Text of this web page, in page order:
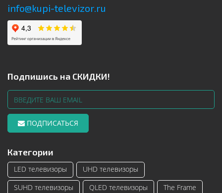
info@kupi-televizor.ru
Подпишись на СКИДКИ!
ПОДПИСАТЬСЯ
Категории
LED телевизоры
UHD телевизоры
SUHD телевизоры
QLED телевизоры
The Frame